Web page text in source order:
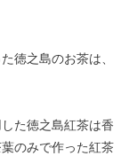
徳之島のお茶は、
た徳之島紅茶は香
のみで作った紅茶